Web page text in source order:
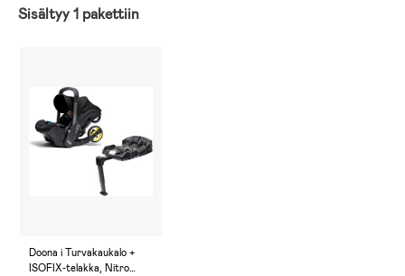
Sisältyy 1 pakettiin
Doona i Turvakaukalo +
ISOFIX-telakka, Nitro